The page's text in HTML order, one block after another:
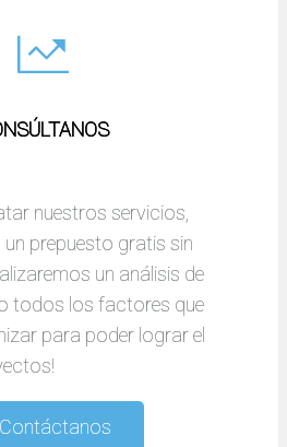
nuestros servicios,
un prepuesto gratis sin
un análisis de
todos los factores que
para poder lograr el